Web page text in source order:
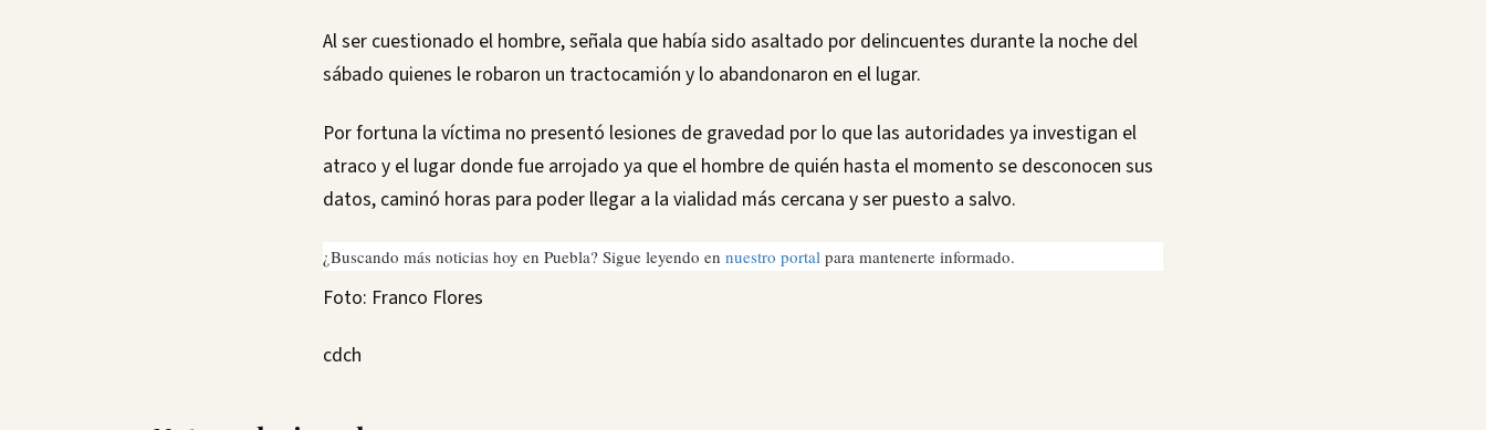
Al ser cuestionado el hombre, señala que había sido asaltado por delincuentes durante la noche del
sábado quienes le robaron un tractocamión y lo abandonaron en el lugar.
Por fortuna la víctima no presentó lesiones de gravedad por lo que las autoridades ya investigan el
atraco y el lugar donde fue arrojado ya que el hombre de quién hasta el momento se desconocen sus
datos, caminó horas para poder llegar a la vialidad más cercana y ser puesto a salvo.
¿Buscando más noticias hoy en Puebla? Sigue leyendo en nuestro portal para mantenerte informado.
Foto: Franco Flores
cdch